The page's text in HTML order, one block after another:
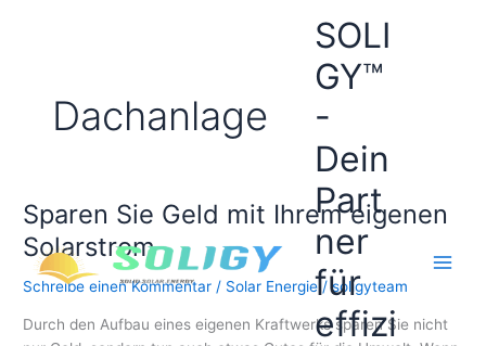
SOLI
GY™
-
Dein
Part
ner
für
effizi
Dachanlage
Sparen Sie Geld mit Ihrem eigenen
Solarstrom
Schreibe einen Kommentar / Solar Energie /soligyteam
Durch den Aufbau eines eigenen Kraftwerks sparen Sie nicht